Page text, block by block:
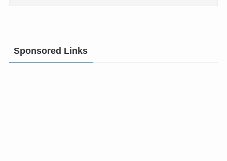
Sponsored Links